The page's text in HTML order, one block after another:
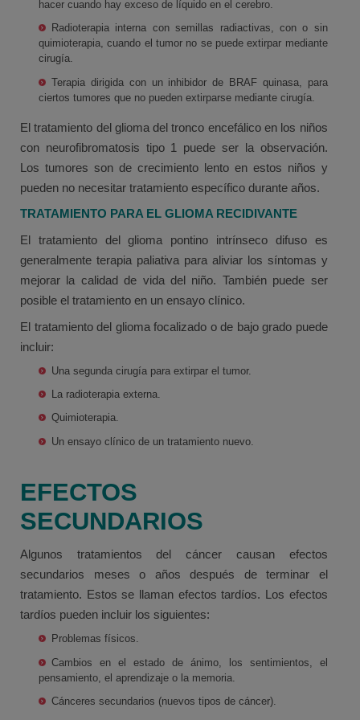
hacer cuando hay exceso de líquido en el cerebro.
Radioterapia interna con semillas radiactivas, con o sin
quimioterapia, cuando el tumor no se puede extirpar mediante
cirugía.
Terapia dirigida con un inhibidor de BRAF quinasa, para
ciertos tumores que no pueden extirparse mediante cirugía.
El tratamiento del glioma del tronco encefálico en los niños
con neurofibromatosis tipo 1 puede ser la observación.
Los tumores son de crecimiento lento en estos niños y
pueden no necesitar tratamiento específico durante años.
TRATAMIENTO PARA EL GLIOMA RECIDIVANTE
El tratamiento del glioma pontino intrínseco difuso es
generalmente terapia paliativa para aliviar los síntomas y
mejorar la calidad de vida del niño. También puede ser
posible el tratamiento en un ensayo clínico.
El tratamiento del glioma focalizado o de bajo grado puede
incluir:
Una segunda cirugía para extirpar el tumor.
La radioterapia externa.
Quimioterapia.
Un ensayo clínico de un tratamiento nuevo.
EFECTOS
SECUNDARIOS
Algunos tratamientos del cáncer causan efectos
secundarios meses o años después de terminar el
tratamiento. Estos se llaman efectos tardíos. Los efectos
tardíos pueden incluir los siguientes:
Problemas físicos.
Cambios en el estado de ánimo, los sentimientos, el
pensamiento, el aprendizaje o la memoria.
Cánceres secundarios (nuevos tipos de cáncer).